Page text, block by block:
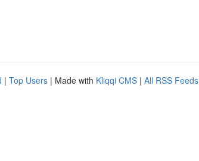
| Top Users | Made with Kliqqi CMS | All RSS Feeds